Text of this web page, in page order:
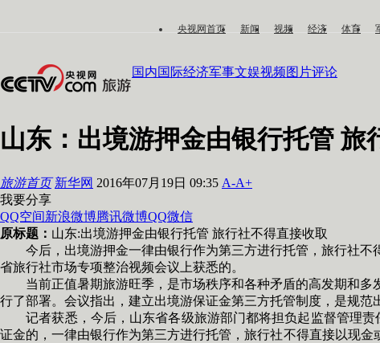
央视网首页 新闻 视频 经济 体育
国内国际经济军事文娱视频图片评论
山东：出境游押金由银行托管 旅
旅游首页 新华网 2016年07月19日 09:35 A-A+
我要分享
QQ空间新浪微博腾讯微博QQ微信
原标题： 山东:出境游押金由银行托管 旅行社不得直接收取
今后，出境游押金一律由银行作为第三方进行托管，旅行社不
省旅行社市场专项整治视频会议上获悉的。
当前正值暑期旅游旺季，是市场秩序和各种矛盾的高发期和多
行了部署。会议指出，建立出境游保证金第三方托管制度，是规
记者获悉，今后，山东省各级旅游部门都将担负起监督管理责
证金的，一律由银行作为第三方进行托管，旅行社不得直接以现